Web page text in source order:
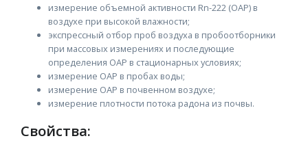
измерение объемной активности Rn-222 (ОАР) в
воздухе при высокой влажности;
экспрессный отбор проб воздуха в пробоотборники
при массовых измерениях и последующие
определения ОАР в стационарных условиях;
измерение ОАР в пробах воды;
измерение ОАР в почвенном воздухе;
измерение плотности потока радона из почвы.
Свойства: